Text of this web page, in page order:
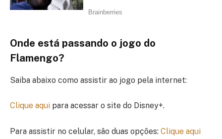
Onde está passando o jogo do
Flamengo?
Saiba abaixo como assistir ao jogo pela internet:
Clique aqui para acessar o site do Disney+.
Para assistir no celular, são duas opções: Clique aqui